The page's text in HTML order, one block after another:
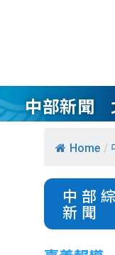
中部新聞
Home /
中部
新聞